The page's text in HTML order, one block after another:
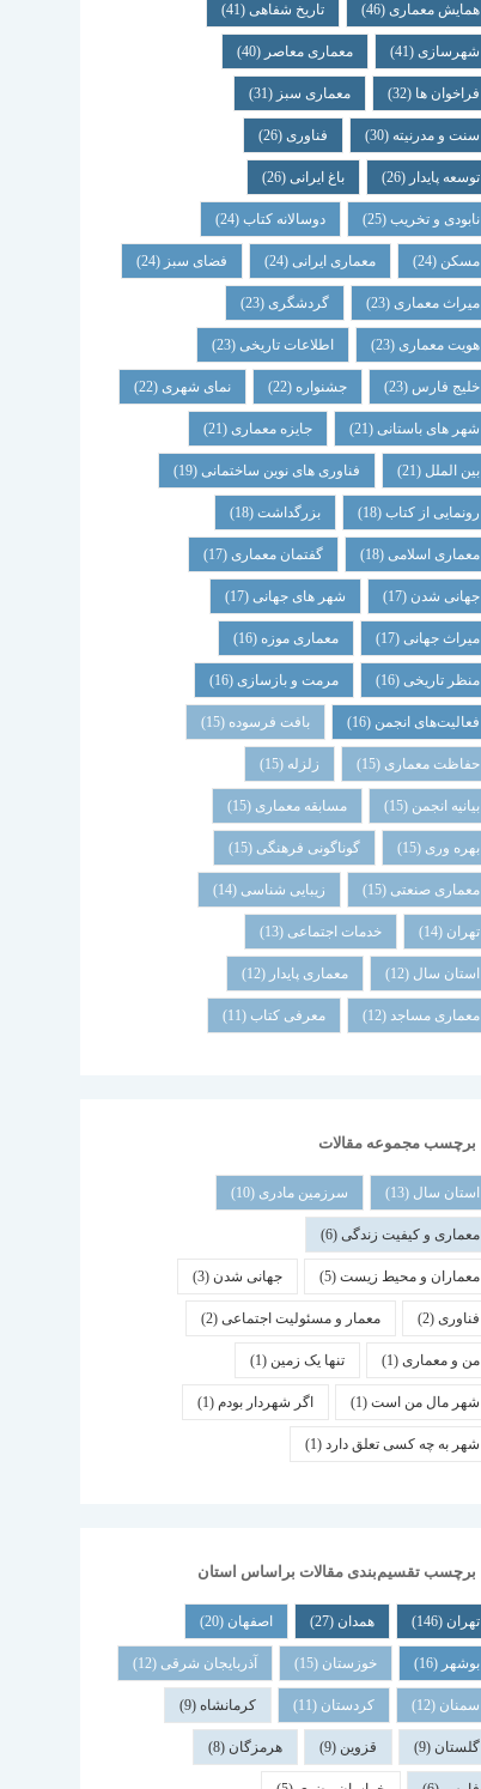
همایش معماری(46) تاریخ شفاهی(41)
شهرسازی(41) معماری معاصر (40)
فراخوان ها (32) معماری سبز (31)
سنت و مدرنیته (30) فناوری(26)
توسعه پایدار (26) باغ ایرانی(26)
نابودی و تخریب(25) دوسالانه کتاب(24)
مسکن (24) معماری ایرانی(24) فضای سبز (24)
میراث معماری(23) گردشگری(23)
هویت معماری(23) اطلاعات تاریخی(23)
خلیج فارس (23) جشنواره (22) نمای شهری(22)
شهر های باستانی(21) جایزه معماری(21)
بین الملل (21) فناوری های نوین ساختمانی(19)
رونمایی از کتاب(18) بزرگداشت(18)
معماری اسلامی(18) گفتمان معماری(17)
جهانی شدن (17) شهر های جهانی(17)
میراث جهانی(17) معماری موزه (16)
منظر تاریخی(16) مرمت و بازسازی(16)
فعالیت‌های انجمن (16) بافت فرسوده (15)
حفاظت معماری (15) زلزله (15)
بیانیه انجمن (15) مسابقه معماری (15)
بهره وری (15) گوناگونی فرهنگی (15)
معماری صنعتی (15) زیبایی شناسی (14)
تهران (14) خدمات اجتماعی (13)
استان سال (12) معماری پایدار (12)
معماری مساجد(12) معرفی کتاب (11)
برچسب مجموعه مقالات
استان سال (13) سرزمین مادری (10)
معماری و کیفیت زندگی(6)
معماران و محیط زیست(5) جهانی شدن (3)
فناوری(2) معمار و مسئولیت اجتماعی(2)
من و معماری(1) تنها یک زمین (1)
شهر مال من است(1) اگر شهردار بودم (1)
شهر به چه کسی تعلق دارد(1)
برچسب تقسیم‌بندی مقالات براساس استان
تهران (146) همدان (27) اصفهان (20)
بوشهر (16) خوزستان (15) آذربایجان شرقی (12)
سمنان (12) کردستان (11) کرمانشاه(9)
گلستان (9) قزوین (9) هرمزگان (8)